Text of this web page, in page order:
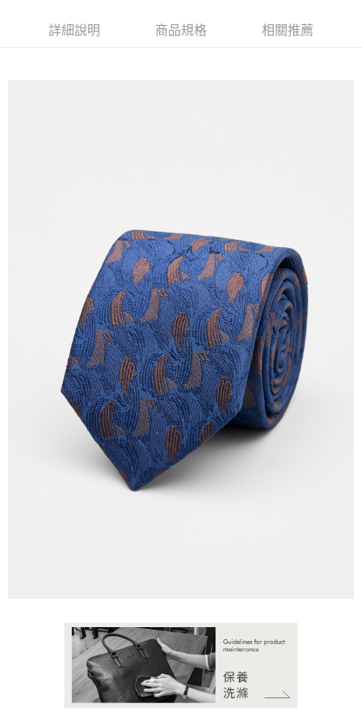
新竹物流宅配
詳細說明 商品規格 相關推薦